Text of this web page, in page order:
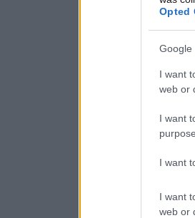
Opted
Google
I want
web or
I want
I want
I want
web or